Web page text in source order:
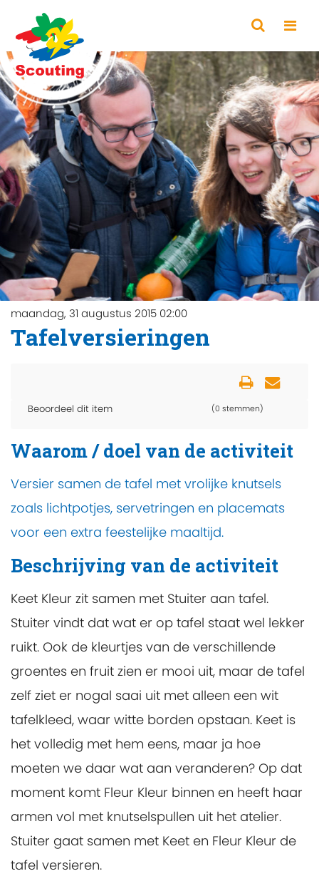
maandag, 31 augustus 2015 02:00
Tafelversieringen
Beoordeel dit item (0 stemmen)
Waarom / doel van de activiteit
Versier samen de tafel met vrolijke knutsels
zoals lichtpotjes, servetringen en placemats
voor een extra feestelijke maaltijd.
Beschrijving van de activiteit
Keet Kleur zit samen met Stuiter aan tafel.
Stuiter vindt dat wat er op tafel staat wel lekker
ruikt. Ook de kleurtjes van de verschillende
groentes en fruit zien er mooi uit, maar de tafel
zelf ziet er nogal saai uit met alleen een wit
tafelkleed, waar witte borden opstaan. Keet is
het volledig met hem eens, maar ja hoe
moeten we daar wat aan veranderen? Op dat
moment komt Fleur Kleur binnen en heeft haar
armen vol met knutselspullen uit het atelier.
Stuiter gaat samen met Keet en Fleur Kleur de
tafel versieren.